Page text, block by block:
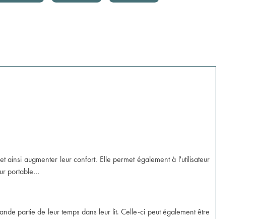
ainsi augmenter leur confort. Elle permet également à l'utilisateur
portable...
partie de leur temps dans leur lit. Celle-ci peut également être